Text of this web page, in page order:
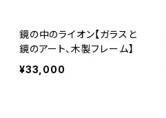
鏡の中のライオン【ガラスと
鏡のアート、木製フレーム】
¥33,000